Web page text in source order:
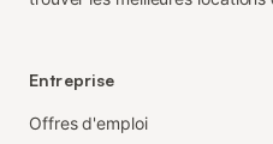
Entreprise
Offres d'emploi